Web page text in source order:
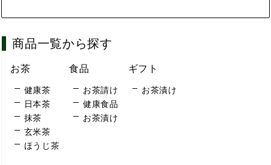
商品一覧から探す
お茶
健康茶
日本茶
抹茶
玄米茶
ほうじ茶
食品
お茶請け
健康食品
お茶漬け
ギフト
お茶漬け